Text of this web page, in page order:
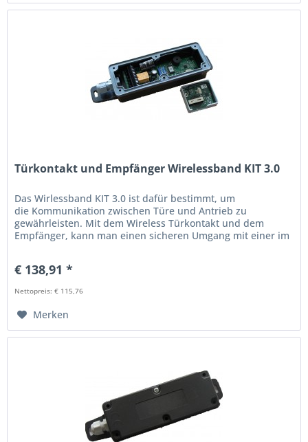
Türkontakt und Empfänger Wirelessband KIT 3.0
Das Wirlessband KIT 3.0 ist dafür bestimmt, um
die Kommunikation zwischen Türe und Antrieb zu
gewährleisten. Mit dem Wireless Türkontakt und dem
Empfänger, kann man einen sicheren Umgang mit einer im
€ 138,91 *
Nettopreis: € 115,76
Merken